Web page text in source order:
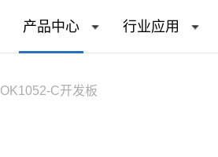
产品中心 行业应用
OK1052-C开发板